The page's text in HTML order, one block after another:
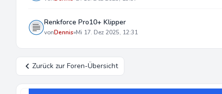
Renkforce Pro10+ Klipper
vonDennis»Mi 17. Dez 2025, 12:31
Zurück zur Foren-Übersicht